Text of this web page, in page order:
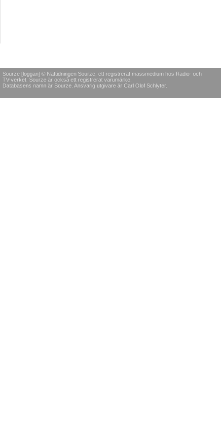
Sourze [loggan] © Nättidningen Sourze, ett registrerat massmedium hos Radio- och
TV-verket. Sourze är också ett registrerat varumärke.
Databasens namn är Sourze. Ansvarig utgivare är Carl Olof Schlyter.